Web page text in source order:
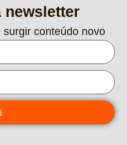
newsletter
conteúdo novo